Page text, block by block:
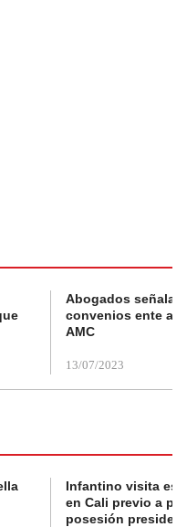
Abogados
convenios ente
AMC
13/07/2023
Infantino visita
en Cali previo a
posesión